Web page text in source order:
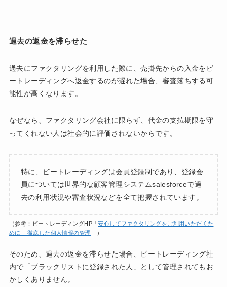
過去の返金を滞らせた
過去にファクタリングを利用した際に、売掛先からの入金をビ
ートレーディングへ返金するのが遅れた場合、審査落ちする可
能性が高くなります。
なぜなら、ファクタリング会社に限らず、代金の支払期限を守
ってくれない人は社会的に評価されないからです。
特に、ビートレーディングは会員登録制であり、登録会
員については世界的な顧客管理システムsalesforceで過
去の利用状況や審査状況などを全て把握されています。
（参考：ビートレーディングHP「安心してファクタリングをご利用いただくた
めに – 徹底した個人情報の管理 」）
そのため、過去の返金を滞らせた場合、ビートレーディング社
内で「ブラックリストに登録された人」として管理されてもお
かしくありません。